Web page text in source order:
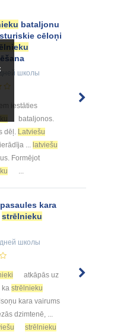
bataljonu
cēloņi
школы
iestāties
bataljonos.
dēļ. Latviešu
... latviešu
Formējot
...
kara
strēlnieku
школы
atkāpās uz
ka strēlnieku
kara vairums
dzimtenē, ...
strēlnieku